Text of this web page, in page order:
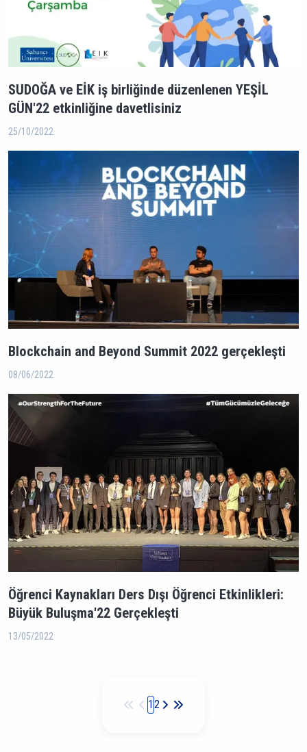
SUDOĞA ve EİK iş birliğinde düzenlenen YEŞİL
GÜN'22 etkinliğine davetlisiniz
25/10/2022
Blockchain and Beyond Summit 2022 gerçekleşti
08/06/2022
Öğrenci Kaynakları Ders Dışı Öğrenci Etkinlikleri:
Büyük Buluşma'22 Gerçekleşti
13/05/2022
12